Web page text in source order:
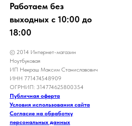
Работаем без
выходных с 10:00 до
18:00
© 2014 Интернет-магазин
Ноутбуковая
ИП Некраш Максим Станиславович
ИНН 771474548909
ОГРНИП: 314774625800354
Публичная оферта
Условия использования сайта
Согласие на обработку
персональных данных